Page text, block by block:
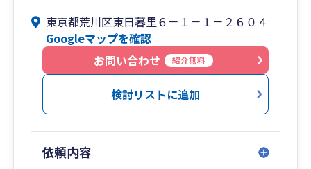
東京都荒川区東日暮里６－１－１－２６０４
Googleマップを確認
お問い合わせ
紹介無料
検討リストに追加
依頼内容